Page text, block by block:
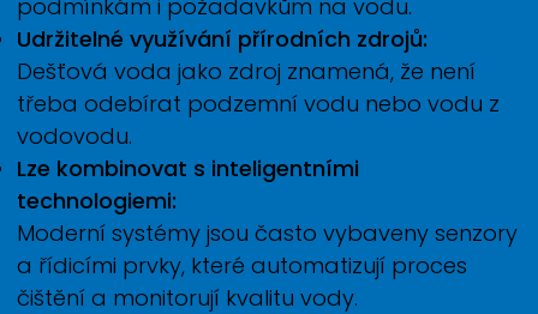
podmínkám i požadavkům na vodu.
Udržitelné využívání přírodních zdrojů:
Dešťová voda jako zdroj znamená, že není
třeba odebírat podzemní vodu nebo vodu z
vodovodu.
Lze kombinovat s inteligentními
technologiemi:
Moderní systémy jsou často vybaveny senzory
a řídicími prvky, které automatizují proces
čištění a monitorují kvalitu vody.